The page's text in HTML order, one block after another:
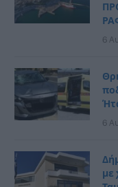
6
6
με